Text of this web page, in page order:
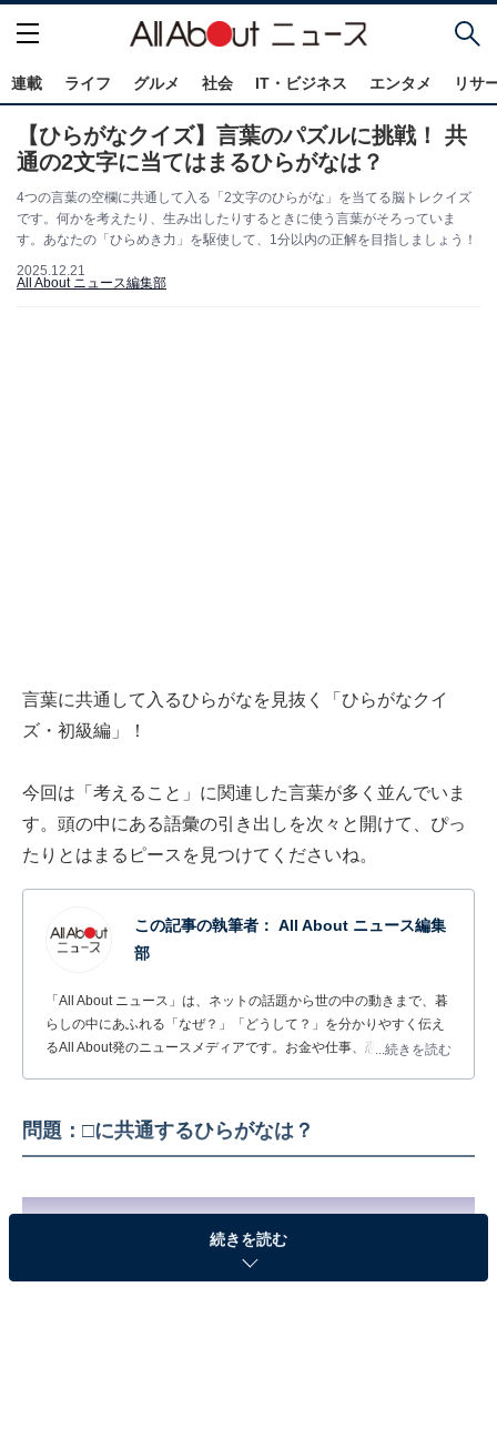
連載 ライフ グルメ 社会 IT・ビジネス エンタメ リサ
【ひらがなクイズ】言葉のパズルに挑戦！ 共
通の2文字に当てはまるひらがなは？
4つの言葉の空欄に共通して入る「2文字のひらがな」を当てる脳トレクイズ
です。何かを考えたり、生み出したりするときに使う言葉がそろっていま
す。あなたの「ひらめき力」を駆使して、1分以内の正解を目指しましょう！
2025.12.21
All About ニュース編集部
言葉に共通して入るひらがなを見抜く「ひらがなクイ
ズ・初級編」！
今回は「考えること」に関連した言葉が多く並んでいま
す。頭の中にある語彙の引き出しを次々と開けて、ぴっ
たりとはまるピースを見つけてくださいね。
この記事の執筆者： All About ニュース編集
部
「All About ニュース」は、ネットの話題から世の中の動きまで、暮
らしの中にあふれる「なぜ？」「どうして？」を分かりやすく伝え
るAll About発のニュースメディアです。お金や仕事、恋愛、ITに関
...続きを読む
問題：□に共通するひらがなは？
続きを読む